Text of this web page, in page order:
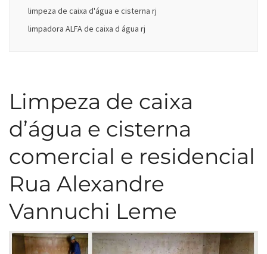
limpeza de caixa d'água e cisterna rj
limpadora ALFA de caixa d água rj
Limpeza de caixa
d’água e cisterna
comercial e residencial
Rua Alexandre
Vannuchi Leme